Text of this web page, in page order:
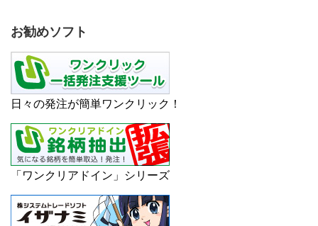
お勧めソフト
日々の発注が簡単ワンクリック！
「ワンクリアドイン」シリーズ